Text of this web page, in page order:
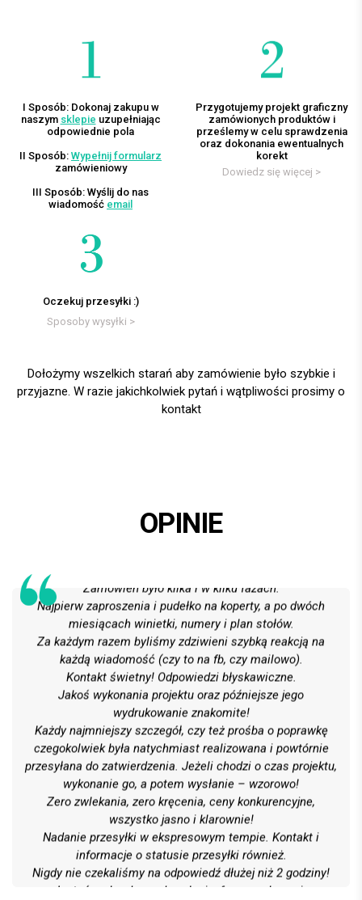
I Sposób: Dokonaj zakupu w
naszym sklepie uzupełniając
odpowiednie pola
II Sposób: Wypełnij formularz
zamówieniowy
III Sposób: Wyślij do nas
wiadomość email
Przygotujemy projekt graficzny
zamówionych produktów i
prześlemy w celu sprawdzenia
oraz dokonania ewentualnych
korekt
Dowiedz się więcej >
Oczekuj przesyłki :)
Sposoby wysyłki >
Dołożymy wszelkich starań aby zamówienie było szybkie i
przyjazne. W razie jakichkolwiek pytań i wątpliwości prosimy o
kontakt
OPINIE
Zamówień było kilka i w kilku fazach.
Najpierw zaproszenia i pudełko na koperty, a po dwóch
miesiącach winietki, numery i plan stołów.
Za każdym razem byliśmy zdziwieni szybką reakcją na
każdą wiadomość (czy to na fb, czy mailowo).
Kontakt świetny! Odpowiedzi błyskawiczne.
Jakoś wykonania projektu oraz późniejsze jego
wydrukowanie znakomite!
Każdy najmniejszy szczegół, czy też prośba o poprawkę
czegokolwiek była natychmiast realizowana i powtórnie
przesyłana do zatwierdzenia. Jeżeli chodzi o czas projektu,
wykonanie go, a potem wysłanie – wzorowo!
Zero zwlekania, zero kręcenia, ceny konkurencyjne,
wszystko jasno i klarownie!
Nadanie przesyłki w ekspresowym tempie. Kontakt i
informacje o statusie przesyłki również.
Nigdy nie czekaliśmy na odpowiedź dłużej niż 2 godziny!
Jesteśmy bardzo zadowoleni z formy wykonania